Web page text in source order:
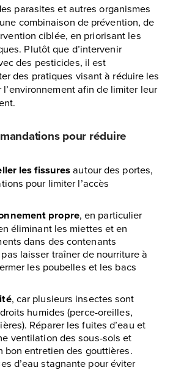
parasites et autres organismes
combinaison de prévention, de
ciblée, en priorisant les
Plutôt que d’intervenir
des pesticides, il est
des pratiques visant à réduire les
afin de limiter leur
pour réduire
les fissuresautour des portes,
pour limiter l’accès
propre, en particulier
éliminant les miettes et en
dans des contenants
laisser traîner de nourriture à
les poubelles et les bacs
, car plusieurs insectes sont
humides (perce-oreilles,
Réparer les fuites d’eau et
ventilation des sous-sols et
bon entretien des gouttières.
d’eau stagnante pour éviter